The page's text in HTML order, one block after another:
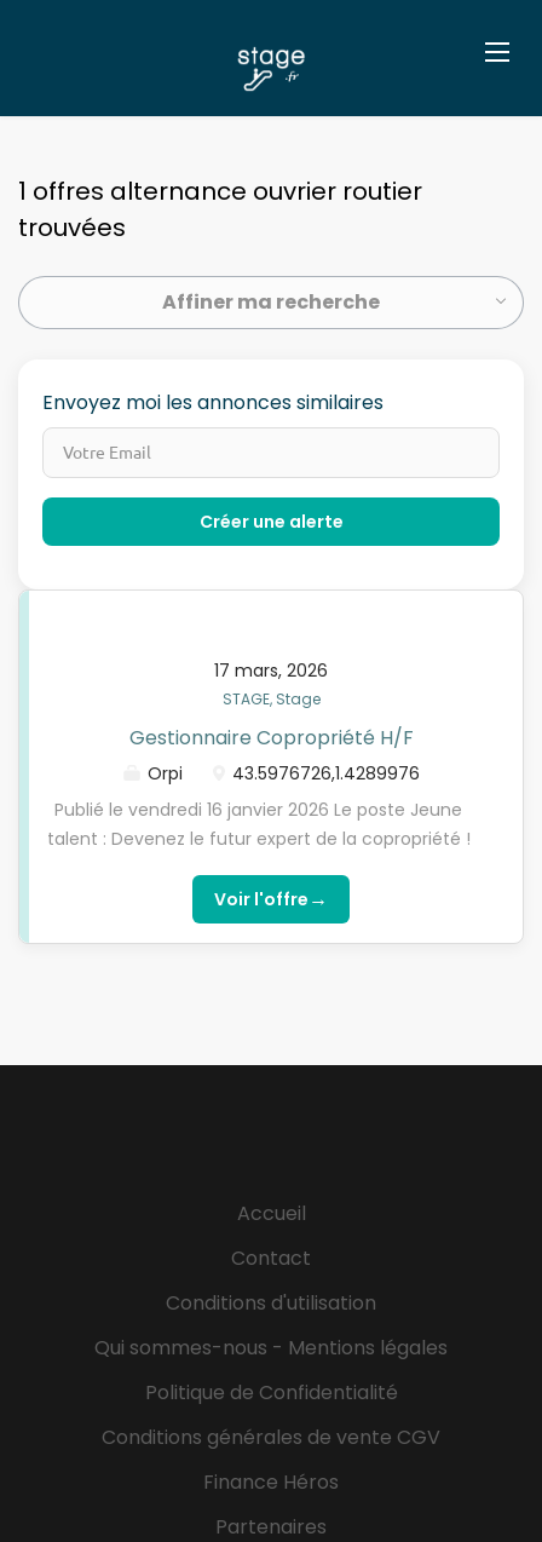
1 offres alternance ouvrier routier
trouvées
Affiner ma recherche
Envoyez moi les annonces similaires
17 mars, 2026
STAGE, Stage
Gestionnaire Copropriété H/F
Orpi
43.5976726,1.4289976
Publié le vendredi 16 janvier 2026 Le poste Jeune
talent : Devenez le futur expert de la copropriété !
envie d'apprendre un métier multitâche où l'on ne
s'ennuie jamais ? Bonne nouvelle : chez Orpi, on ne
pour devenir un(e) Gestionnaire de choc. Votre
découvrez le quotidien avec un gestionnaire
confirmé pour comprendre les rouages du métier.
juridiques, techniques et comptables grâce à
Vous prenez progressivement en main un
portefeuille de...
Voir l'offre →
Accueil
Contact
Conditions d'utilisation
Qui sommes-nous - Mentions légales
Politique de Confidentialité
Conditions générales de vente CGV
Finance Héros
Partenaires